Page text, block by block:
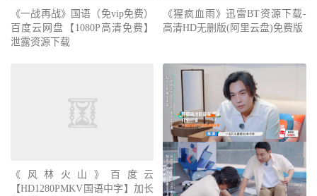
《一战再战》国语（免vip免费）
百度云网盘【1080P高清免费】
泄露资源下载
《猩疯血雨》迅雷BT资源下载-
高清HD无删版(阿里云盘)免费版
《风林火山》百度云
【HD1280PMKV国语中字】加长